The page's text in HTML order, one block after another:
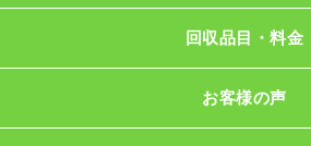
回収品目・料金
お客様の声